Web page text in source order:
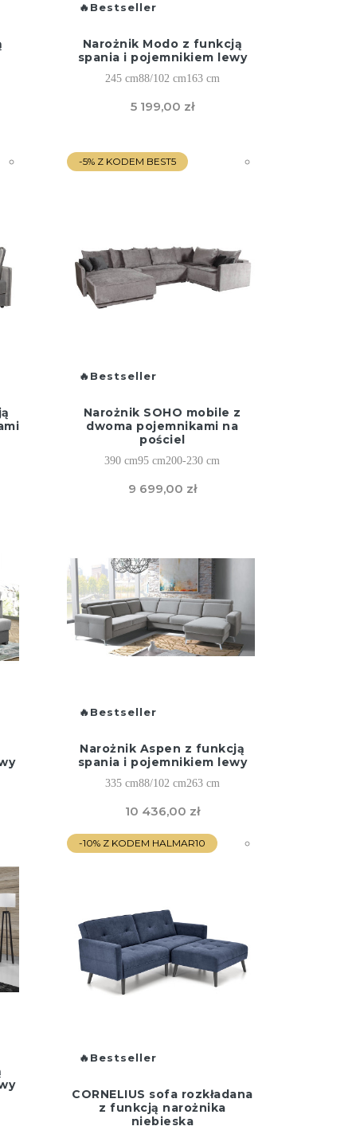
Bestseller
Narożnik Modo z funkcją
spania i pojemnikiem lewy
245 cm88/102 cm163 cm
5 199,00 zł
-5% Z KODEM BEST5
Bestseller
Narożnik SOHO mobile z
dwoma pojemnikami na
pościel
390 cm95 cm200-230 cm
9 699,00 zł
Bestseller
Narożnik Aspen z funkcją
spania i pojemnikiem lewy
335 cm88/102 cm263 cm
10 436,00 zł
-10% Z KODEM HALMAR10
Bestseller
CORNELIUS sofa rozkładana
z funkcją narożnika
niebieska